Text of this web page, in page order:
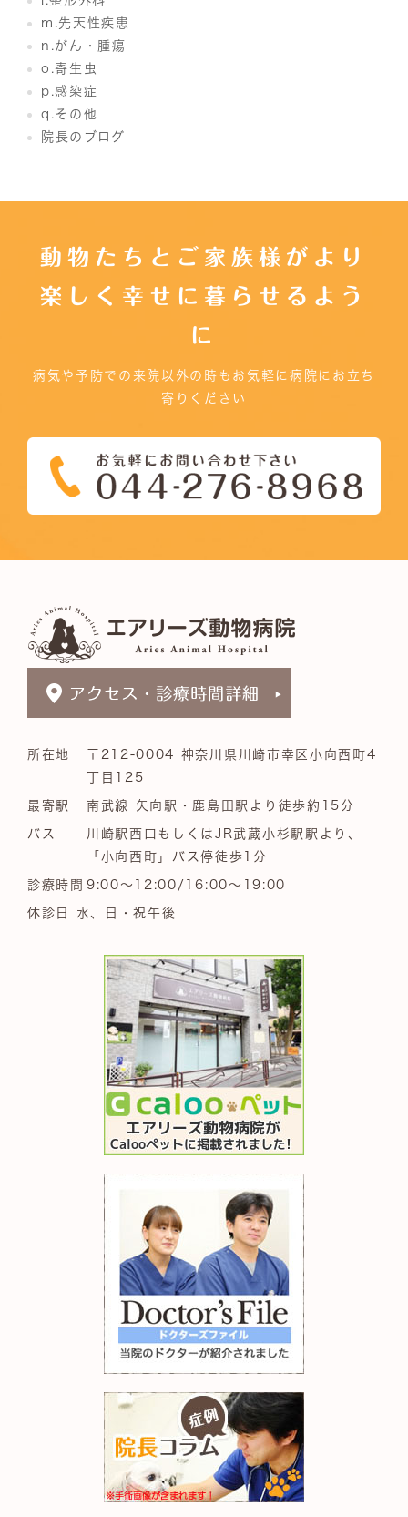
m.先天性疾患
n.がん・腫瘍
o.寄生虫
p.感染症
q.その他
院長のブログ
動物たちとご家族様がより
楽しく幸せに暮らせるよう
に
病気や予防での来院以外の時もお気軽に病院にお立ち
寄りください
所在地
〒212-0004 神奈川県川崎市幸区小向西町4
丁目125
最寄駅 南武線 矢向駅・鹿島田駅より徒歩約15分
バス
川崎駅西口もしくはJR武蔵小杉駅駅より、
「小向西町」バス停徒歩1分
診療時間 9:00～12:00/16:00～19:00
休診日 水、日・祝午後